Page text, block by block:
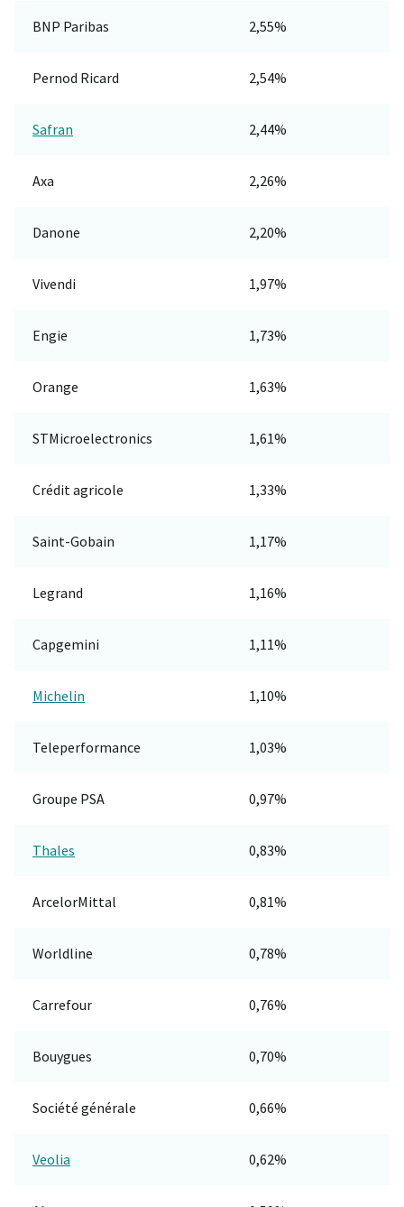
BNP Paribas 2,55%
Pernod Ricard 2,54%
Safran 2,44%
Axa 2,26%
Danone 2,20%
Vivendi 1,97%
Engie 1,73%
Orange 1,63%
STMicroelectronics 1,61%
Crédit agricole 1,33%
Saint-Gobain 1,17%
Legrand 1,16%
Capgemini 1,11%
Michelin 1,10%
Teleperformance 1,03%
Groupe PSA 0,97%
Thales 0,83%
ArcelorMittal 0,81%
Worldline 0,78%
Carrefour 0,76%
Bouygues 0,70%
Société générale 0,66%
Veolia 0,62%